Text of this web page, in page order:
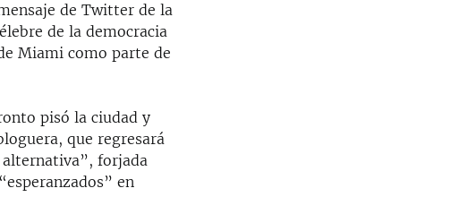
de Twitter de la
de la democracia
Miami como parte de
pisó la ciudad y
que regresará
alternativa”, forjada
en